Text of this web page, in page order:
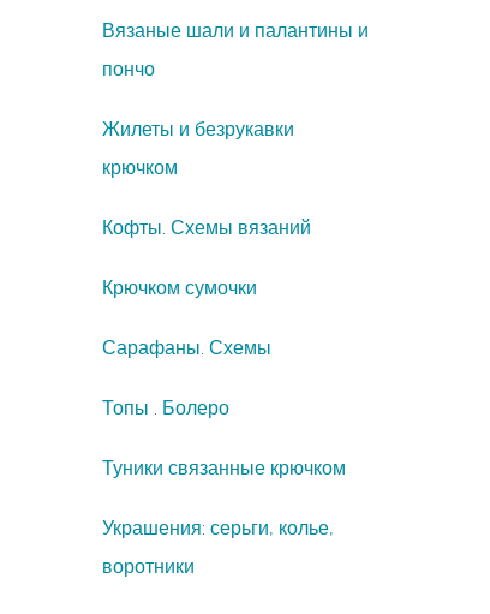
Вязаные шали и палантины и
пончо
Жилеты и безрукавки
крючком
Кофты. Схемы вязаний
Крючком сумочки
Сарафаны. Схемы
Топы . Болеро
Туники связанные крючком
Украшения: серьги, колье,
воротники